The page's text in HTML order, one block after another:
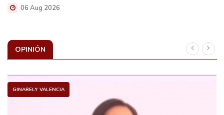
06 Aug 2026
OPINIÓN
GINARELY VALENCIA